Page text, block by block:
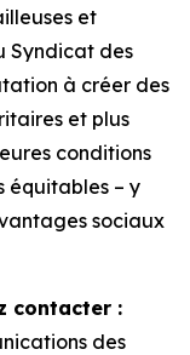
et
Syndicat des
à créer des
et plus
conditions
équitables – y
sociaux
contacter :
des